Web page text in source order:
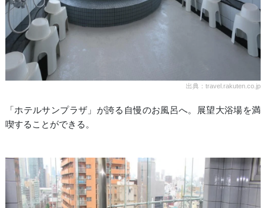
出典：travel.rakuten.co.jp
「ホテルサンプラザ」が誇る自慢のお風呂へ。展望大浴場を満
喫することができる。